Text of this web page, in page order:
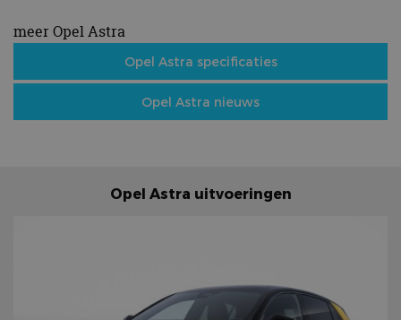
meer Opel Astra
Opel Astra specificaties
Opel Astra nieuws
Opel Astra uitvoeringen